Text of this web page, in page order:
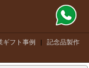
ギフト事例 |
記念品製作